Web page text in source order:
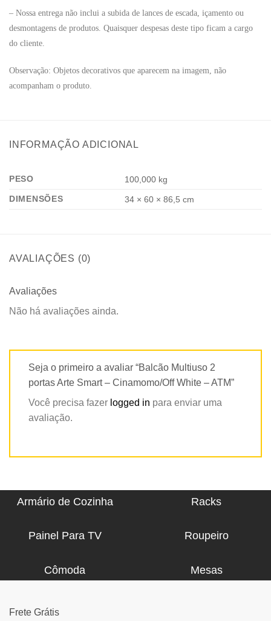
– Nossa entrega não inclui a subida de lances de escada, içamento ou
desmontagens de produtos. Quaisquer despesas deste tipo ficam a cargo
do cliente.
Observação: Objetos decorativos que aparecem na imagem, não
acompanham o produto.
INFORMAÇÃO ADICIONAL
PESO
100,000 kg
DIMENSÕES
34 × 60 × 86,5 cm
AVALIAÇÕES (0)
Avaliações
Não há avaliações ainda.
Seja o primeiro a avaliar “Balcão Multiuso 2
portas Arte Smart – Cinamomo/Off White – ATM”
Você precisa fazer logged in para enviar uma
avaliação.
Armário de Cozinha Racks
Painel Para TV Roupeiro
Cômoda Mesas
Frete Grátis